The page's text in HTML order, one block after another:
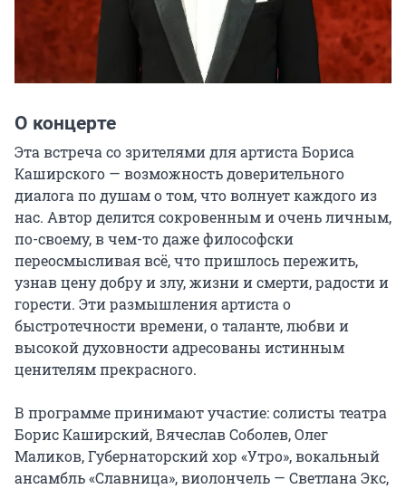
О концерте
Эта встреча со зрителями для артиста Бориса
Каширского — возможность доверительного
диалога по душам о том, что волнует каждого из
нас. Автор делится сокровенным и очень личным,
по-своему, в чем-то даже философски
переосмысливая всё, что пришлось пережить,
узнав цену добру и злу, жизни и смерти, радости и
горести. Эти размышления артиста о
быстротечности времени, о таланте, любви и
высокой духовности адресованы истинным
ценителям прекрасного.
В программе принимают участие: солисты театра
Борис Каширский, Вячеслав Соболев, Олег
Маликов, Губернаторский хор «Утро», вокальный
ансамбль «Славница», виолончель — Светлана Экс,